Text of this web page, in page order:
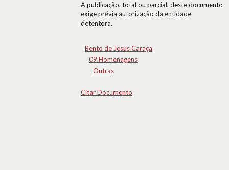
A publicação, total ou parcial, deste documento
exige prévia autorização da entidade
detentora.
Bento de Jesus Caraça
09.Homenagens
Outras
Citar Documento